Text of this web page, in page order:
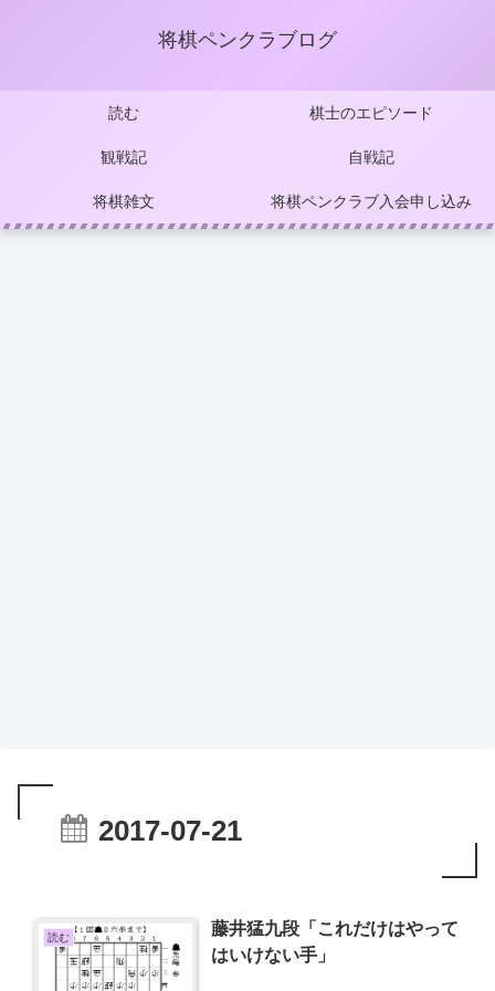
将棋ペンクラブログ
読む 棋士のエピソード
観戦記 自戦記
将棋雑文 将棋ペンクラブ入会申し込み
2017-07-21
読む
藤井猛九段「これだけはやって
はいけない手」